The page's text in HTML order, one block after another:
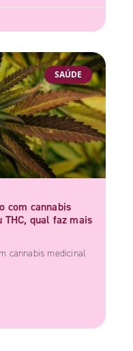
SAÚDE
com cannabis
THC, qual faz mais
cannabis medicinal